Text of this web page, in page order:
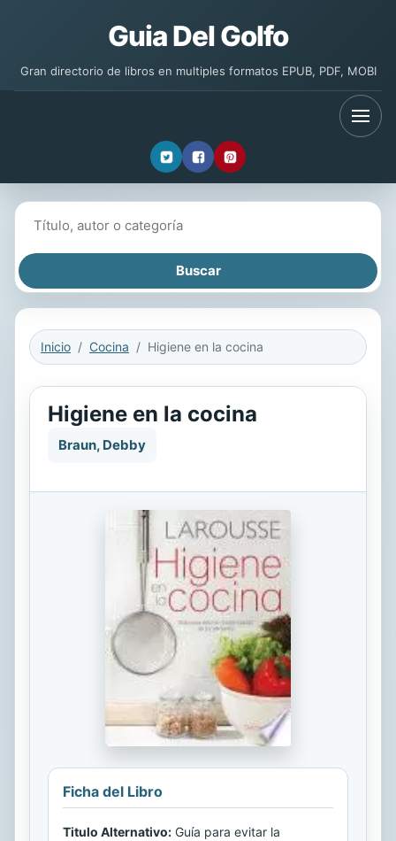
Guia Del Golfo
Gran directorio de libros en multiples formatos EPUB, PDF, MOBI
Inicio Cocina Higiene en la cocina
Higiene en la cocina
Braun, Debby
Ficha del Libro
Titulo Alternativo: Guía para evitar la